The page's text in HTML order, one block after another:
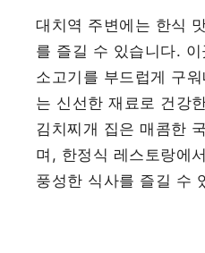
대치역 주변에는 한식
를 즐길 수 있습니다.
소고기를 부드럽게 구
는 신선한 재료로 건강
김치찌개 집은 매콤한
며, 한정식 레스토랑에
풍성한 식사를 즐길 수